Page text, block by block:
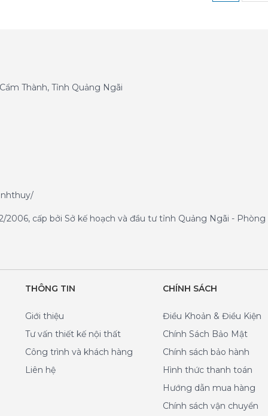
Thành, Tỉnh Quảng Ngãi
2006, cấp bởi Sở kế hoạch và đầu tư tỉnh Quảng Ngãi -
THÔNG TIN
Giới thiệu
Tư vấn thiết kế nội thất
Công trình và khách hàng
Liên hệ
CHÍNH SÁCH
Điều Khoản & Điều Kiện
Chính Sách Bảo Mật
Chính sách bảo hành
Hình thức thanh toán
Hướng dẫn mua hàng
Chính sách vận chuyển